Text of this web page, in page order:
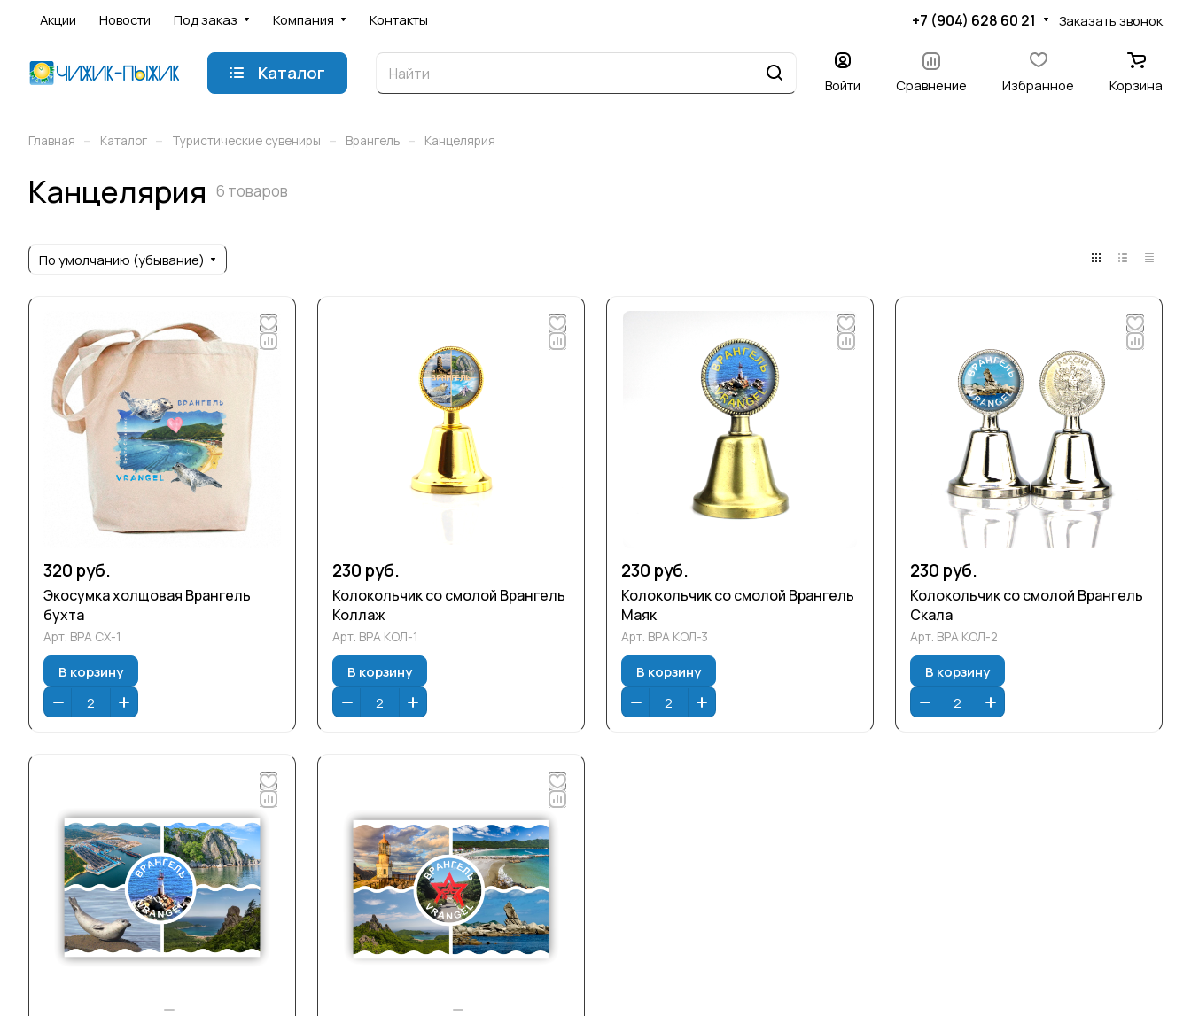
Акции Новости Под заказ Компания Контакты +7 (904) 628 60 21 Заказать звонок
Каталог
Войти Сравнение Избранное Корзина
Главная – Каталог – Туристические сувениры – Врангель – Канцелярия
Канцелярия 6 товаров
По умолчанию (убывание)
320 руб.
Экосумка холщовая Врангель
бухта
Арт. ВРА СХ-1
В корзину
230 руб.
Колокольчик со смолой Врангель
Коллаж
Арт. ВРА КОЛ-1
В корзину
230 руб.
Колокольчик со смолой Врангель
Маяк
Арт. ВРА КОЛ-3
В корзину
230 руб.
Колокольчик со смолой Врангель
Скала
Арт. ВРА КОЛ-2
В корзину